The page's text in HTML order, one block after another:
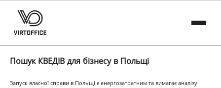
Пошук КВЕДІВ для бізнесу в Польщі
Запуск власної справи в Польщі є енергозатратним та вимагає аналізу